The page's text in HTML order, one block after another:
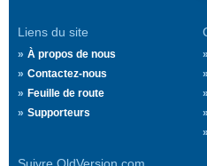
Liens du site
À propos de nous
Contactez-nous
Feuille de route
Supporteurs